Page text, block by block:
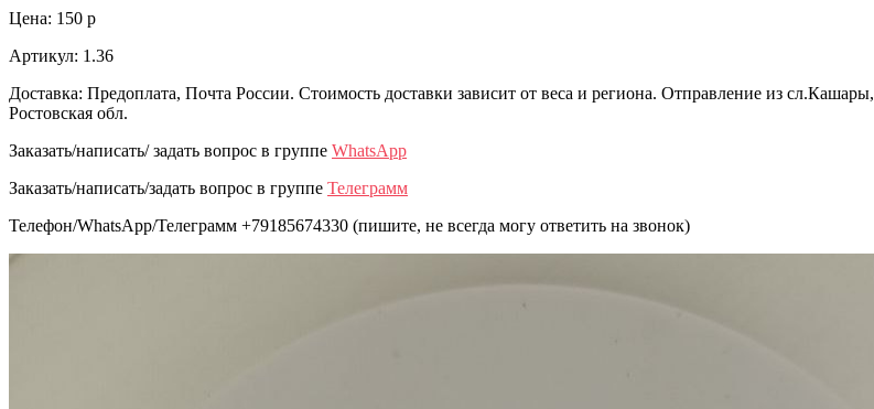
Цена: 150 р
Артикул: 1.36
Доставка: Предоплата, Почта России. Стоимость доставки зависит от веса и региона. Отправление из сл.Кашары,
Ростовская обл.
Заказать/написать/ задать вопрос в группе WhatsApp
Заказать/написать/задать вопрос в группе Телеграмм
Телефон/WhatsApp/Телеграмм +79185674330 (пишите, не всегда могу ответить на звонок)